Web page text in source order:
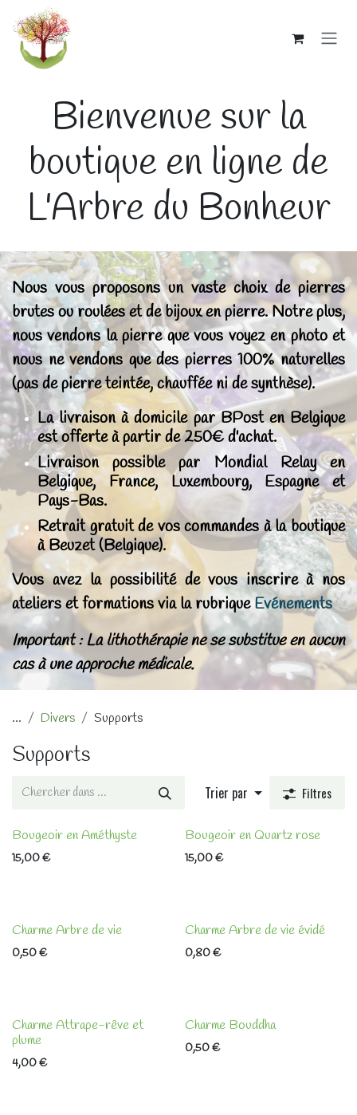
Se rendre au contenu
Bienvenue sur la
boutique en ligne de
L'Arbre du Bonheur
Nous vous proposons un vaste choix de pierres
brutes ou roulées et de bijoux en pierre.Notre plus,
nous vendons la pierre que vous voyez en photo et
nous ne vendons que des pierres 100% naturelles
(pas de pierre teintée, chauffée ni de synthèse).
La livraison à domicile par BPost en Belgique
est offerte à partir de 250€ d'achat.
Livraison possible par Mondial Relay en
Belgique, France, Luxembourg, Espagne et
Pays-Bas.
Retrait gratuit de vos commandes à la boutique
à Beuzet (Belgique).
Vous avez la possibilité de vous inscrire à nos
ateliers et formations via la rubriqueEvénements
Important : La lithothérapie ne se substitue en aucun
cas à une approche médicale.
... Divers Supports
Supports
Trier par Filtres
Bougeoir en Améthyste
15,00€
Bougeoir en Quartz rose
15,00€
Charme Arbre de vie
0,50€
Charme Arbre de vie évidé
0,80€
Charme Attrape-rêve et
plume
4,00€
Charme Bouddha
0,50€